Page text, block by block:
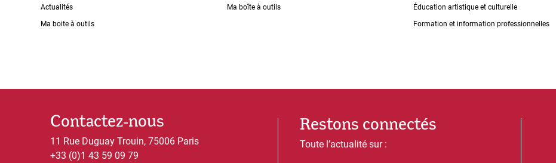
Actualités
Ma boite à outils
Ma boîte à outils
Éducation artistique et culturelle
Formation et information professionnelles
Contactez-nous
11 Rue Duguay Trouin, 75006 Paris
+33 (0)1 43 59 09 79
Restons connectés
Toute l’actualité sur :